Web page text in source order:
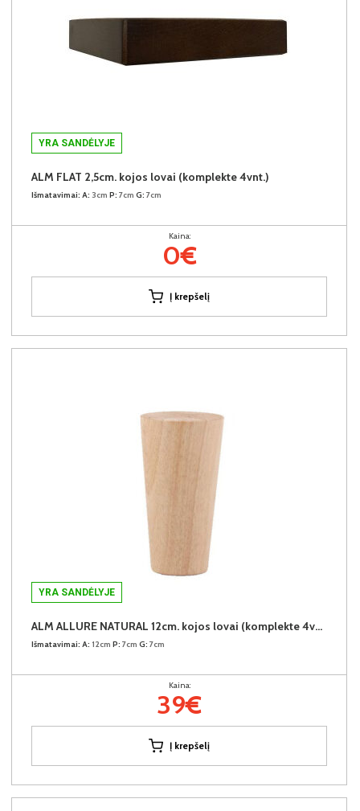
YRA SANDĖLYJE
ALM FLAT 2,5cm. kojos lovai (komplekte 4vnt.)
Išmatavimai: A: 3cm P: 7cm G: 7cm
Kaina:
0€
Į krepšelį
YRA SANDĖLYJE
ALM ALLURE NATURAL 12cm. kojos lovai (komplekte 4vnt.) + 39€
Išmatavimai: A: 12cm P: 7cm G: 7cm
Kaina:
39€
Į krepšelį